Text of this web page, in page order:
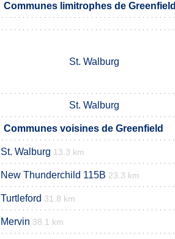
Communes limitrophes de Greenfield
St. Walburg
St. Walburg
Communes voisines de Greenfield
St. Walburg 13.3 km
New Thunderchild 115B 23.3 km
Turtleford 31.8 km
Mervin 38.1 km